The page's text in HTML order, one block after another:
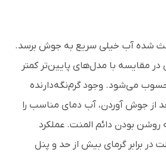
۲۰۰۰ وات باعث شده آب خیلی سریع به جوش برسد.
در مقایسه با مدل‌های پایین‌تر کمتر
می‌شود. وجود گرم‌نگه‌دارنده
از جوش آوردن، آب دمای مناسب را
روشن بودن دائم المنت. عملکرد
در برابر گرمای بیش از حد و پنل